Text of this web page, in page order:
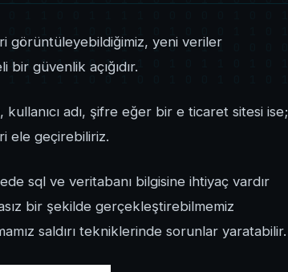
görüntüleyebildiğimiz, yeni veriler
güvenlik açığıdır.
kullanıcı adı, şifre eğer bir e ticaret sitesi ise;
ele geçirebiliriz.
sql ve veritabanı bilgisine ihtiyaç vardır
bir şekilde gerçekleştirebilmemiz
saldırı tekniklerinde sorunlar yaratabilir.